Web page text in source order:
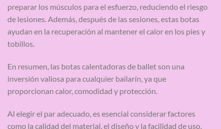
preparar los músculos para el esfuerzo, reduciendo el riesgo
de lesiones. Además, después de las sesiones, estas botas
ayudan en la recuperación al mantener el calor en los pies y
tobillos.
En resumen, las botas calentadoras de ballet son una
inversión valiosa para cualquier bailarín, ya que
proporcionan calor, comodidad y protección.
Al elegir el par adecuado, es esencial considerar factores
como la calidad del material, el diseño y la facilidad de uso,